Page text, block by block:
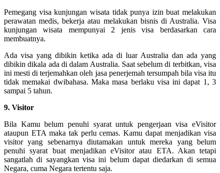
Pemegang visa kunjungan wisata tidak punya izin buat melakukan
perawatan medis, bekerja atau melakukan bisnis di Australia. Visa
kunjungan wisata mempunyai 2 jenis visa berdasarkan cara
membuatnya.
Ada visa yang dibikin ketika ada di luar Australia dan ada yang
dibikin dikala ada di dalam Australia. Saat sebelum di terbitkan, visa
ini mesti di terjemahkan oleh jasa penerjemah tersumpah bila visa itu
tidak memakai dwibahasa. Maka masa berlaku visa ini dapat 1, 3
sampai 5 tahun.
9. Visitor
Bila Kamu belum penuhi syarat untuk pengerjaan visa eVisitor
ataupun ETA maka tak perlu cemas. Kamu dapat menjadikan visa
visitor yang sebenarnya diutamakan untuk mereka yang belum
penuhi syarat buat menjadikan eVisitor atau ETA. Akan tetapi
sangatlah di sayangkan visa ini belum dapat diedarkan di semua
Negara, cuma Negara tertentu saja.